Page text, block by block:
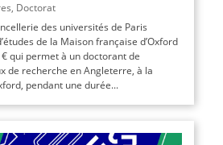
, Doctorat
des universités de Paris
de la Maison française d’Oxford
€ qui permet à un doctorant de
de recherche en Angleterre, à la
pendant une durée...